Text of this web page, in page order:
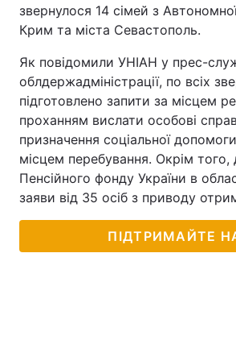
звернулося 14 сімей з
Крим та міста Севастополь.
Як повідомили УНІАН у прес-
облдержадміністрації, по всіх
підготовлено запити за місцем
проханням вислати особові
призначення соціальної
місцем перебування. Окрім того,
Пенсійного фонду України в
заяви від 35 осіб з приводу
ПІДТРИМАЙТЕ